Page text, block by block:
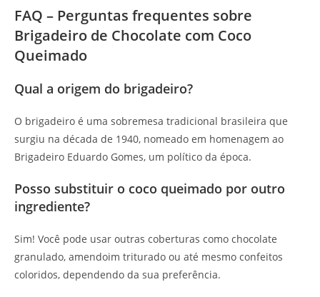
FAQ – Perguntas frequentes sobre
Brigadeiro de Chocolate com Coco
Queimado
Qual a origem do brigadeiro?
O brigadeiro é uma sobremesa tradicional brasileira que
surgiu na década de 1940, nomeado em homenagem ao
Brigadeiro Eduardo Gomes, um político da época.
Posso substituir o coco queimado por outro
ingrediente?
Sim! Você pode usar outras coberturas como chocolate
granulado, amendoim triturado ou até mesmo confeitos
coloridos, dependendo da sua preferência.